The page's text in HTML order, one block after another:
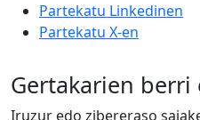
Partekatu Linkedinen
Partekatu X-en
Gertakarien berri
Iruzur edo zibereraso